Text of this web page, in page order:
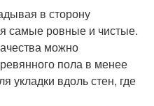
в сторону
самые ровные и чистые.
можно
пола в менее
укладки вдоль стен, где